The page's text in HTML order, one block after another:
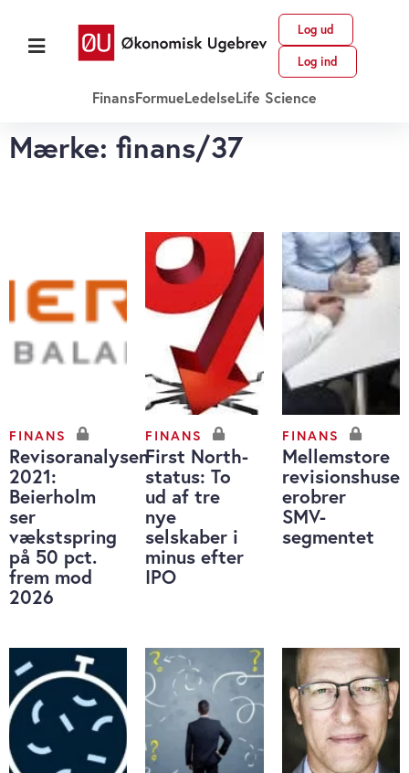
Log ud
Log ind
FinansFormueLedelseLife Science
Mærke: finans/37
FINANS
Revisoranalysen
2021:
Beierholm
ser
vækstspring
på 50 pct.
frem mod
2026
FINANS
First North-
status: To
ud af tre
nye
selskaber i
minus efter
IPO
FINANS
Mellemstore
revisionshuse
erobrer
SMV-
segmentet